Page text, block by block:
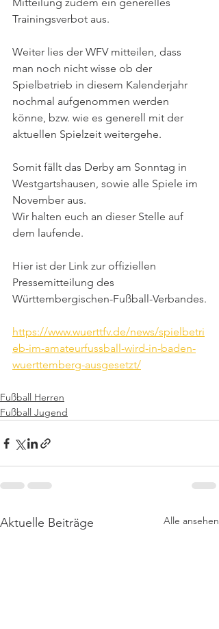
Trainingsverbot aus.
Weiter lies der WFV mitteilen, dass
man noch nicht wisse ob der
Spielbetrieb in diesem Kalenderjahr
nochmal aufgenommen werden
könne, bzw. wie es generell mit der
aktuellen Spielzeit weitergehe.
Somit fällt das Derby am Sonntag in
Westgartshausen, sowie alle Spiele im
November aus.
Wir halten euch an dieser Stelle auf
dem laufende.
Hier ist der Link zur offiziellen
Pressemitteilung des
Württembergischen-Fußball-Verbandes.
https://www.wuerttfv.de/news/spielbetri
eb-im-amateurfussball-wird-in-baden-
wuerttemberg-ausgesetzt/
Fußball Herren
Fußball Jugend
Aktuelle Beiträge Alle ansehen